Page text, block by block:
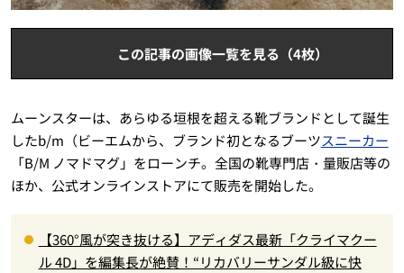
この記事の画像一覧を見る（4枚）
ムーンスターは、あらゆる垣根を超える靴ブランドとして誕生
したb/m（ビーエムから、ブランド初となるブーツスニーカー
「B/M ノマドマグ」をローンチ。全国の靴専門店・量販店等の
ほか、公式オンラインストアにて販売を開始した。
【360°風が突き抜ける】アディダス最新「クライマクー
ル 4D」を編集長が絶賛！“リカバリーサンダル級に快